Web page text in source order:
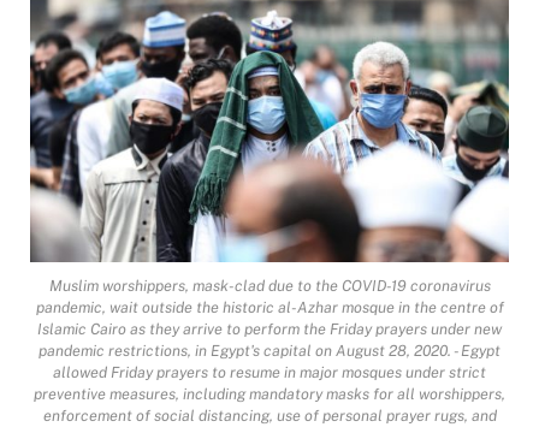
Muslim worshippers, mask-clad due to the COVID-19 coronavirus
pandemic, wait outside the historic al-Azhar mosque in the centre of
Islamic Cairo as they arrive to perform the Friday prayers under new
pandemic restrictions, in Egypt's capital on August 28, 2020. - Egypt
allowed Friday prayers to resume in major mosques under strict
preventive measures, including mandatory masks for all worshippers,
enforcement of social distancing, use of personal prayer rugs, and